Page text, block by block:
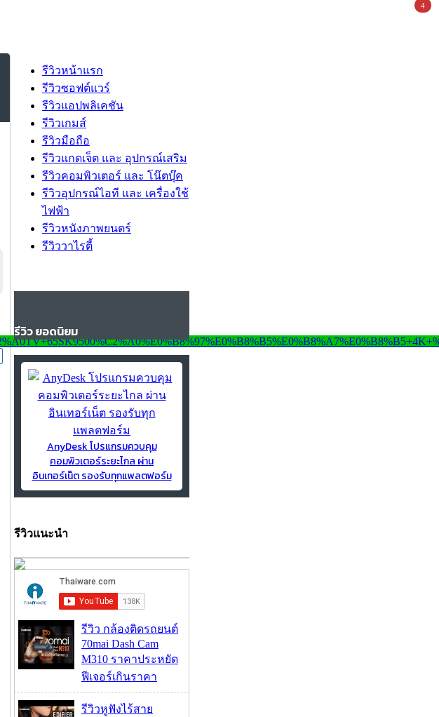
รีวิวหน้าแรก
รีวิวซอฟต์แวร์
รีวิวแอปพลิเคชัน
รีวิวเกมส์
รีวิวมือถือ
รีวิวแกดเจ็ต และ อุปกรณ์เสริม
รีวิวคอมพิวเตอร์ และ โน๊ตบุ๊ค
รีวิวอุปกรณ์ไอที และ เครื่องใช้
ไฟฟ้า
รีวิวหนังภาพยนตร์
รีวิววาไรตี้
รีวิว ยอดนิยม
AnyDesk โปรแกรมควบคุม
คอมพิวเตอร์ระยะไกล ผ่าน
อินเทอร์เน็ต รองรับทุกแพลตฟอร์ม
รีวิวแนะนำ
รีวิว กล้องติดรถยนต์
70mai Dash Cam
M310 ราคาประหยัด
ฟีเจอร์เกินราคา
รีวิวหูฟังไร้สาย
4